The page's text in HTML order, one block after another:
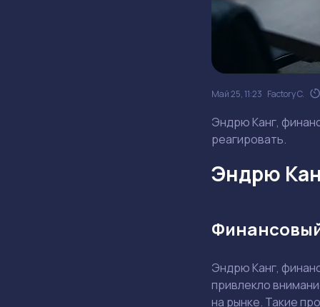
Май 25, 11:23 Factory C.
Эндрю Канг,
реагировать.
Эндрю
Эндрю Канг,
привлекло
на рынке. Такие